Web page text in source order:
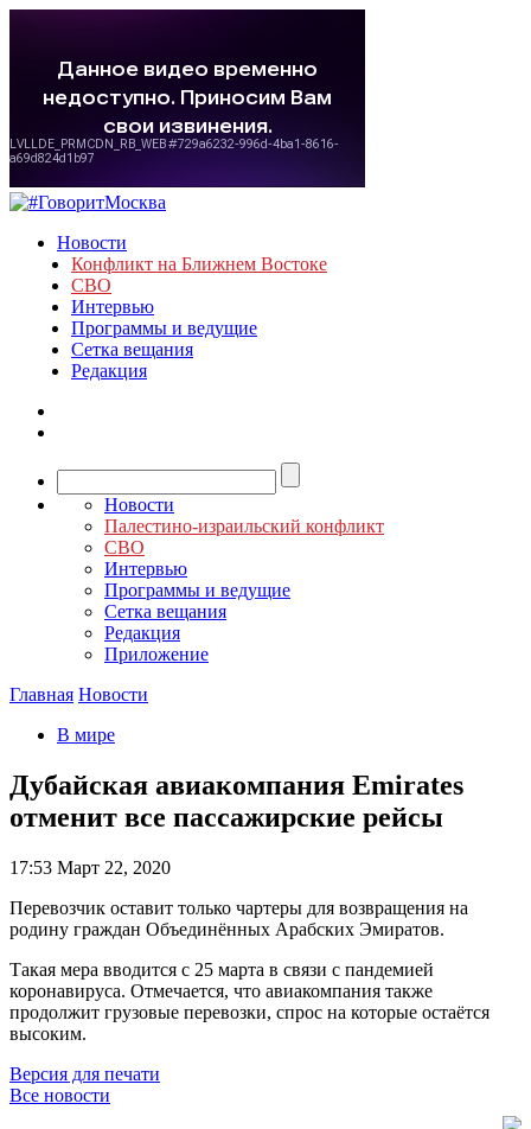
Новости
Конфликт на Ближнем Востоке
СВО
Интервью
Программы и ведущие
Сетка вещания
Редакция
Новости
Палестино-израильский конфликт
СВО
Интервью
Программы и ведущие
Сетка вещания
Редакция
Приложение
Главная Новости
В мире
Дубайская авиакомпания Emirates
отменит все пассажирские рейсы
17:53 Март 22, 2020
Перевозчик оставит только чартеры для возвращения на
родину граждан Объединённых Арабских Эмиратов.
Такая мера вводится с 25 марта в связи с пандемией
коронавируса. Отмечается, что авиакомпания также
продолжит грузовые перевозки, спрос на которые остаётся
высоким.
Версия для печати
Все новости